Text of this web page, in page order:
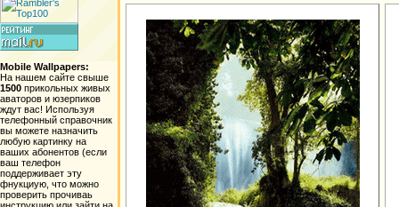
Mobile Wallpapers:
На нашем сайте свыше
1500 прикольных живых
аваторов и юзерпиков
ждут вас! Используя
телефонный справочник
вы можете назначить
любую картинку на
ваших абонентов (если
ваш телефон
поддерживает эту
фнукциую, что можно
проверить прочиваь